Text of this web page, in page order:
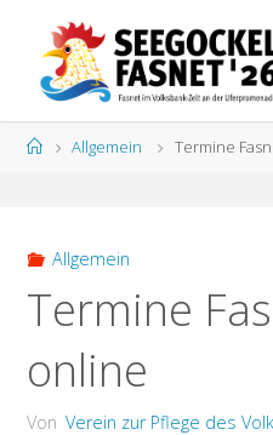
springen
StartAllgemein Termine
Allgemein
Termine
online
Von Verein zur Pflege des